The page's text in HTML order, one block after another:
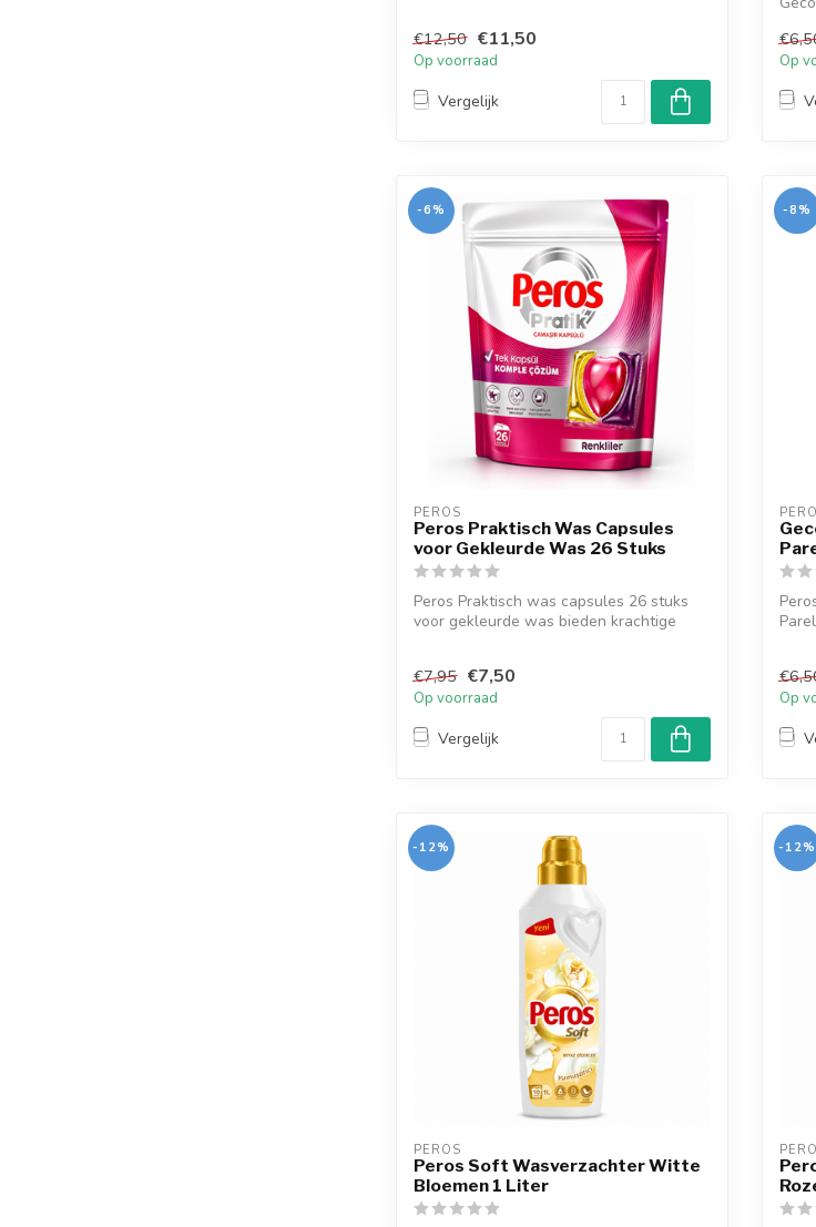
€12,50 €11,50
Op voorraad
Vergelijk
Op
-6%
PEROS
Peros Praktisch Was Capsules
voor Gekleurde Was 26 Stuks
Peros Praktisch was capsules 26 stuks
voor gekleurde was bieden krachtige
€7,95 €7,50
Op voorraad
Vergelijk
-8%
Op
-12%
PEROS
Peros Soft Wasverzachter Witte
Bloemen 1 Liter
-12%